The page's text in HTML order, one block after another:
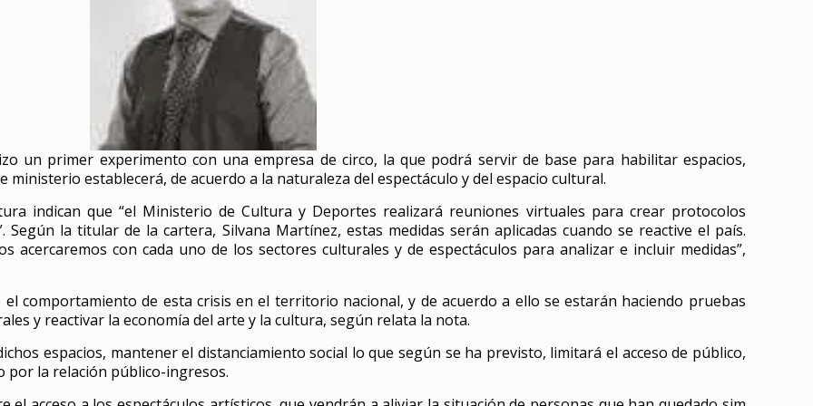
un primer experimento con una empresa de circo, la que podrá servir de base para habilitar espacios,
establecerá, de acuerdo a la naturaleza del espectáculo y del espacio cultural.
indican que “el Ministerio de Cultura y Deportes realizará reuniones virtuales para crear protocolos
Según la titular de la cartera, Silvana Martínez, estas medidas serán aplicadas cuando se reactive el país.
acercaremos con cada uno de los sectores culturales y de espectáculos para analizar e incluir medidas”,
comportamiento de esta crisis en el territorio nacional, y de acuerdo a ello se estarán haciendo pruebas
y reactivar la economía del arte y la cultura, según relata la nota.
espacios, mantener el distanciamiento social lo que según se ha previsto, limitará el acceso de público,
por la relación público-ingresos.